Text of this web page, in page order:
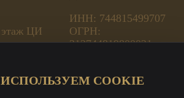
этаж ЦИ
ИНН: 744815499707
ОГРН:
312744819800021
COOKIE